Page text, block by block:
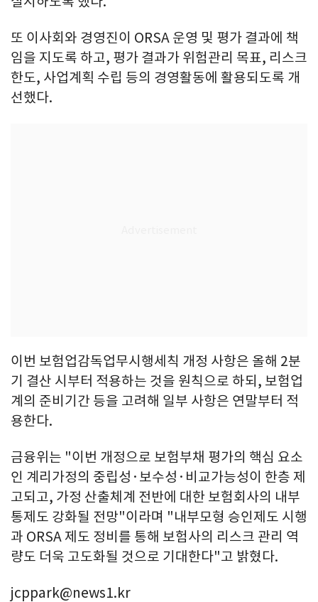
또 이사회와 경영진이 ORSA 운영 및 평가 결과에 책
임을 지도록 하고, 평가 결과가 위험관리 목표, 리스크
한도, 사업계획 수립 등의 경영활동에 활용되도록 개
선했다.
이번 보험업감독업무시행세칙 개정 사항은 올해 2분
기 결산 시부터 적용하는 것을 원칙으로 하되, 보험업
계의 준비기간 등을 고려해 일부 사항은 연말부터 적
용한다.
금융위는 "이번 개정으로 보험부채 평가의 핵심 요소
인 계리가정의 중립성·보수성·비교가능성이 한층 제
고되고, 가정 산출체계 전반에 대한 보험회사의 내부
통제도 강화될 전망"이라며 "내부모형 승인제도 시행
과 ORSA 제도 정비를 통해 보험사의 리스크 관리 역
량도 더욱 고도화될 것으로 기대한다"고 밝혔다.
jcppark@news1.kr